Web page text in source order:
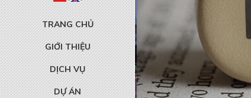
TRANG CHỦ
GIỚI THIỆU
DỊCH VỤ
DỰ ÁN